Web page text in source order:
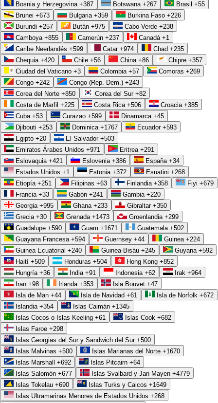
Bosnia y Herzegovina +387 Botswana +267 Brasil +55
Brunei +673 Bulgaria +359 Burkina Faso +226
Burundi +257 Bután +975 Cabo Verde +238
Camboya +855 Camerún +237 Canadá +1
Caribe Neerlandés +599 Catar +974 Chad +235
Chequia +420 Chile +56 China +86 Chipre +357
Ciudad del Vaticano +3 Colombia +57 Comoras +269
Congo +242 Congo (Rep. Dem.) +243
Corea del Norte +850 Corea del Sur +82
Costa de Marfil +225 Costa Rica +506 Croacia +385
Cuba +53 Curazao +599 Dinamarca +45
Djibouti +253 Dominica +1767 Ecuador +593
Egipto +20 El Salvador +503
Emiratos Árabes Unidos +971 Eritrea +291
Eslovaquia +421 Eslovenia +386 España +34
Estados Unidos +1 Estonia +372 Esuatini +268
Etiopía +251 Filipinas +63 Finlandia +358 Fiyi +679
Francia +33 Gabón +241 Gambia +220
Georgia +995 Ghana +233 Gibraltar +350
Grecia +30 Grenada +1473 Groenlandia +299
Guadalupe +590 Guam +1671 Guatemala +502
Guayana Francesa +594 Guernsey +44 Guinea +224
Guinea Ecuatorial +240 Guinea-Bisáu +245 Guyana +592
Haití +509 Honduras +504 Hong Kong +852
Hungría +36 India +91 Indonesia +62 Irak +964
Iran +98 Irlanda +353 Isla Bouvet +47
Isla de Man +44 Isla de Navidad +61 Isla de Norfolk +672
Islandia +354 Islas Caimán +1345
Islas Cocos o Islas Keeling +61 Islas Cook +682
Islas Faroe +298
Islas Georgias del Sur y Sandwich del Sur +500
Islas Malvinas +500 Islas Marianas del Norte +1670
Islas Marshall +692 Islas Pitcairn +64
Islas Salomón +677 Islas Svalbard y Jan Mayen +4779
Islas Tokelau +690 Islas Turks y Caicos +1649
Islas Ultramarinas Menores de Estados Unidos +268